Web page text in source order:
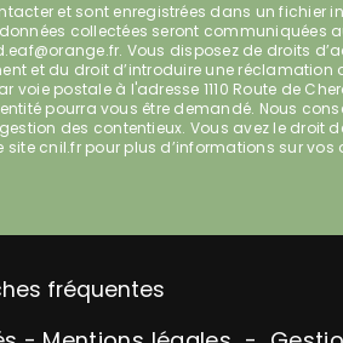
et sont enregistrées dans un fichier
collectées seront communiquées
Vous disposez de droits
et du droit d’introduire une réclamation
postale à l'adresse 1110 Route de
pourra vous être demandé. Nous
des contentieux. Vous avez le droit
site cnil.fr pour plus d’informations sur vos
fréquentes